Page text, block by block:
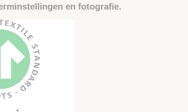
en fotografie.